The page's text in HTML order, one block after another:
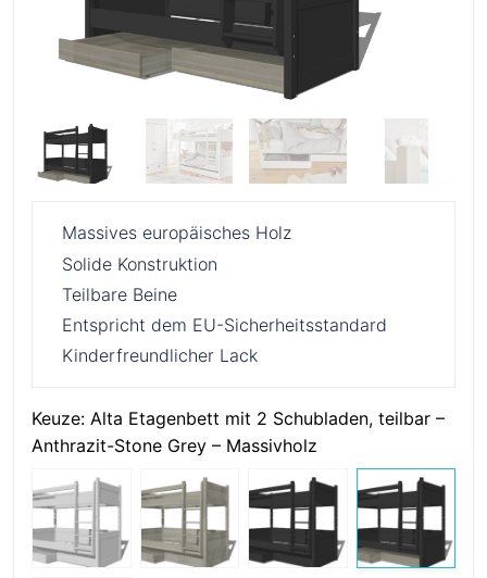
Massives europäisches Holz
Solide Konstruktion
Teilbare Beine
Entspricht dem EU-Sicherheitsstandard
Kinderfreundlicher Lack
Keuze: Alta Etagenbett mit 2 Schubladen, teilbar –
Anthrazit-Stone Grey – Massivholz